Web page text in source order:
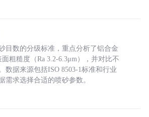
目数的分级标准，重点分析了铝合金
粗糙度（Ra 3.2-6.3μm），并对比不
数据来源包括ISO 8503-1标准和行业
需求选择合适的喷砂参数。